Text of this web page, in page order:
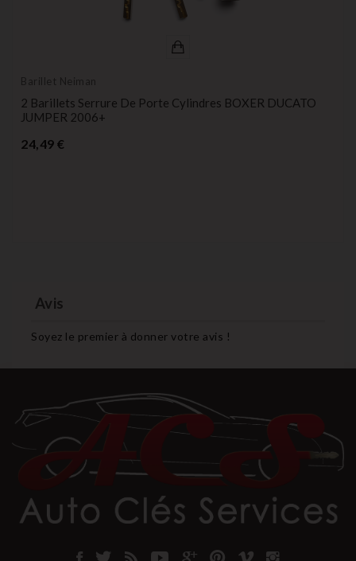
Barillet Neiman
2 Barillets Serrure De Porte Cylindres BOXER DUCATO
JUMPER 2006+
24,49 €
Avis
Soyez le premier à donner votre avis !